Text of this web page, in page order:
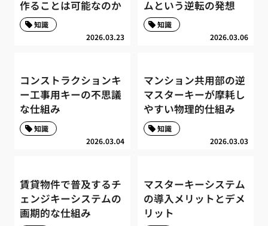
作ることは可能なのか
2026.03.23
知識
ムという逆転の発想
2026.03.06
知識
コンストラクションキ
ー工事用キーの不思議
な仕組み
2026.03.04
知識
マンション共用部の逆
マスターキーが摩耗し
やすい物理的仕組み
2026.03.03
知識
賃貸物件で普及するチ
ェンジキーシステムの
画期的な仕組み
マスターキーシステム
の導入メリットとデメ
リット